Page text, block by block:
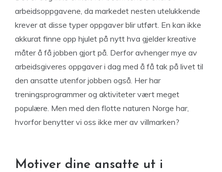
arbeidsoppgavene, da markedet nesten utelukkende
krever at disse typer oppgaver blir utført. En kan ikke
akkurat finne opp hjulet på nytt hva gjelder kreative
måter å få jobben gjort på. Derfor avhenger mye av
arbeidsgiveres oppgaver i dag med å få tak på livet til
den ansatte utenfor jobben også. Her har
treningsprogrammer og aktiviteter vært meget
populære. Men med den flotte naturen Norge har,
hvorfor benytter vi oss ikke mer av villmarken?
Motiver dine ansatte ut i